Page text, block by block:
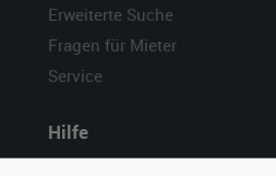
Erweiterte Suche
Fragen für Mieter
Service
Hilfe